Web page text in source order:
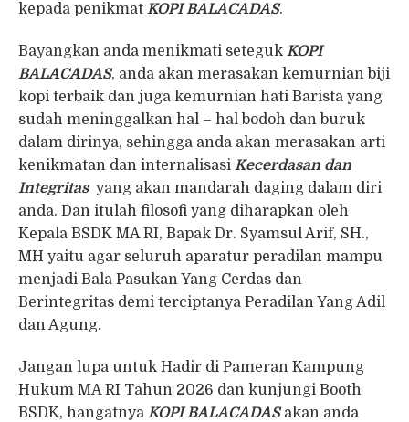
kepada penikmat KOPI BALACADAS.
Bayangkan anda menikmati seteguk KOPI
BALACADAS, anda akan merasakan kemurnian biji
kopi terbaik dan juga kemurnian hati Barista yang
sudah meninggalkan hal – hal bodoh dan buruk
dalam dirinya, sehingga anda akan merasakan arti
kenikmatan dan internalisasi Kecerdasan dan
Integritas yang akan mandarah daging dalam diri
anda. Dan itulah filosofi yang diharapkan oleh
Kepala BSDK MA RI, Bapak Dr. Syamsul Arif, SH.,
MH yaitu agar seluruh aparatur peradilan mampu
menjadi Bala Pasukan Yang Cerdas dan
Berintegritas demi terciptanya Peradilan Yang Adil
dan Agung.
Jangan lupa untuk Hadir di Pameran Kampung
Hukum MA RI Tahun 2026 dan kunjungi Booth
BSDK, hangatnya KOPI BALACADASakan anda